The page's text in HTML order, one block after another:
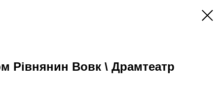
Рівнянин Вовк \ Драмтеатр